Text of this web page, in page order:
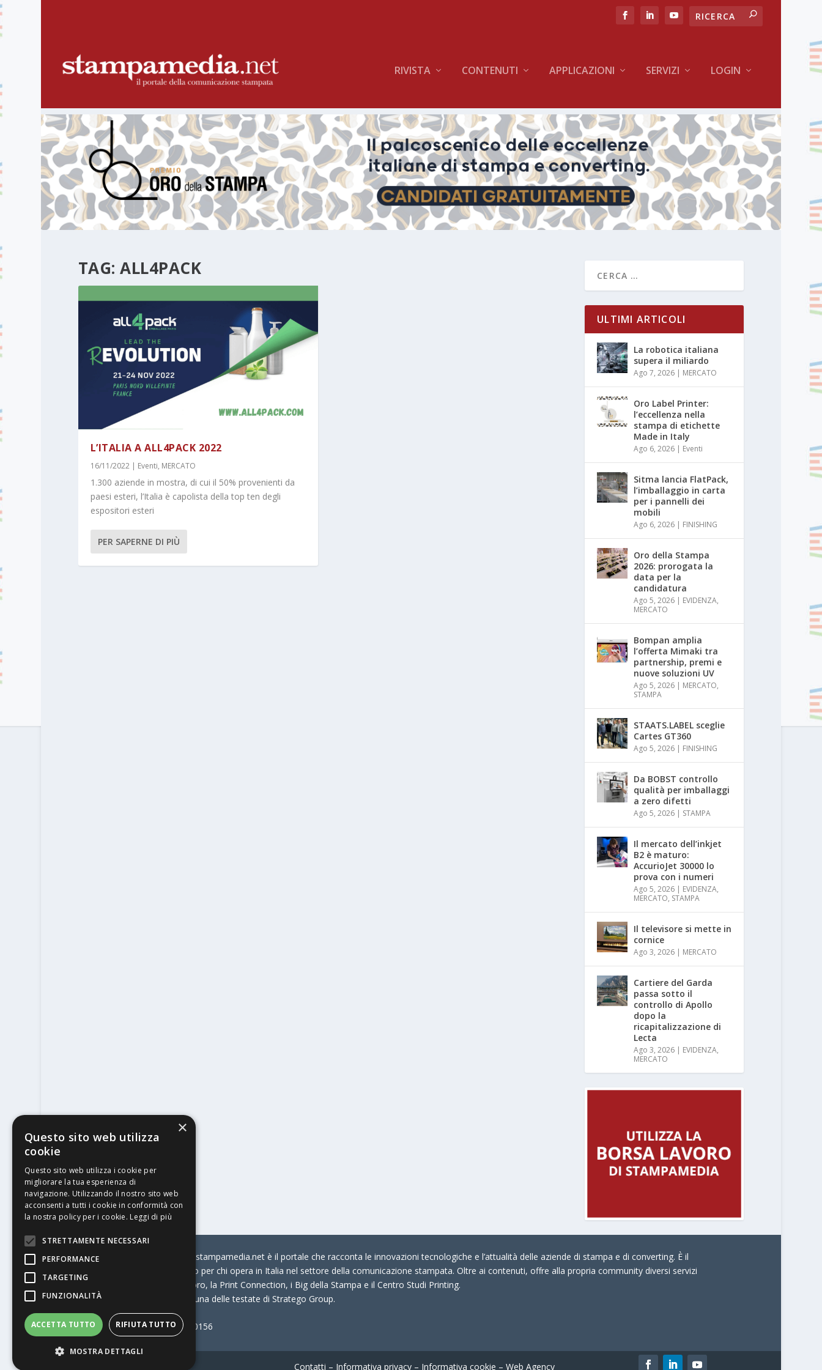
RIVISTA CONTENUTI APPLICAZIONI SERVIZI LOGIN
TAG:ALL4PACK
L’ITALIA A ALL4PACK 2022
16/11/2022| Eventi, MERCATO
1.300 aziende in mostra, di cui il 50% provenienti da
paesi esteri, l’Italia è capolista della top ten degli
espositori esteri
PER SAPERNE DI PIÙ
ULTIMI ARTICOLI
La robotica italiana
supera il miliardo
Ago 7, 2026 | MERCATO
Oro Label Printer:
l’eccellenza nella
stampa di etichette
Made in Italy
Ago 6, 2026 | Eventi
Sitma lancia FlatPack,
l’imballaggio in carta
per i pannelli dei
mobili
Ago 6, 2026 | FINISHING
Oro della Stampa
2026: prorogata la
data per la
candidatura
Ago 5, 2026 | EVIDENZA,
MERCATO
Bompan amplia
l’offerta Mimaki tra
partnership, premi e
nuove soluzioni UV
Ago 5, 2026 | MERCATO,
STAMPA
STAATS.LABEL sceglie
Cartes GT360
Ago 5, 2026 | FINISHING
Da BOBST controllo
qualità per imballaggi
a zero difetti
Ago 5, 2026 | STAMPA
Il mercato dell’inkjet
B2 è maturo:
AccurioJet 30000 lo
prova con i numeri
Ago 5, 2026 | EVIDENZA,
MERCATO, STAMPA
Il televisore si mette in
cornice
Ago 3, 2026 | MERCATO
Cartiere del Garda
passa sotto il
controllo di Apollo
dopo la
ricapitalizzazione di
Lecta
Ago 3, 2026 | EVIDENZA,
MERCATO
stampamedia.net è il portale che racconta le innovazioni tecnologiche e l’attualità delle aziende di stampa e di converting. È il
portale di riferimento per chi opera in Italia nel settore della comunicazione stampata. Oltre ai contenuti, offre alla propria community diversi servizi
la Borsa Lavoro, la Print Connection, i Big della Stampa e il Centro Studi Printing.
Stampamedia.net è una delle testate di Stratego Group.
Partita IVA07921450156
Contatti – Informativa privacy– Informativa cookie – Web Agency
×
Questo sito web utilizza
cookie
Questo sito web utilizza i cookie per
migliorare la tua esperienza di
navigazione. Utilizzando il nostro sito web
acconsenti a tutti i cookie in conformità con
la nostra policy per i cookie. Leggi di più
STRETTAMENTE NECESSARI
PERFORMANCE
TARGETING
FUNZIONALITÀ
ACCETTA TUTTO RIFIUTA TUTTO
MOSTRA DETTAGLI